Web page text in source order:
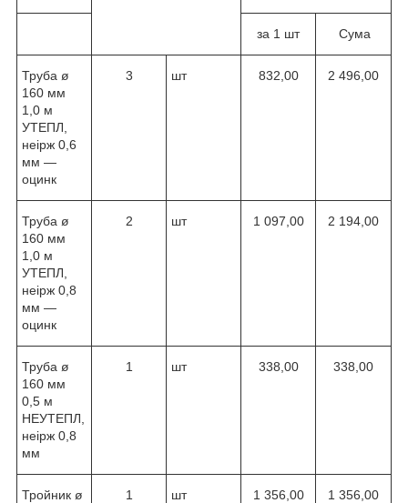
за 1 шт Сума
Труба ø
160 мм
1,0 м
УТЕПЛ,
неірж 0,6
мм —
оцинк
3 шт 832,00 2 496,00
Труба ø
160 мм
1,0 м
УТЕПЛ,
неірж 0,8
мм —
оцинк
2 шт 1 097,00 2 194,00
Труба ø
160 мм
0,5 м
НЕУТЕПЛ,
неірж 0,8
мм
1 шт 338,00 338,00
Тройник ø
1 шт 1 356,00 1 356,00